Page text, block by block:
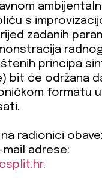
s
zadanih
principa
bit će održana
formatu u
radionici
adrese:
.